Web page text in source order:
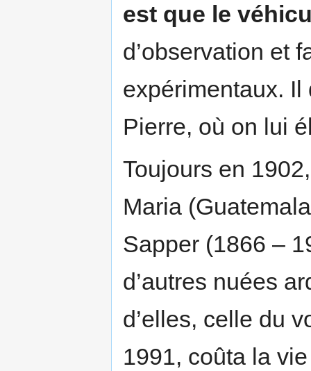
est que le
d’observation et
expérimentaux.
Pierre, où on lui
Toujours en
Maria
Sapper (1866 –
d’autres nuées
d’elles, celle du
1991, coûta la